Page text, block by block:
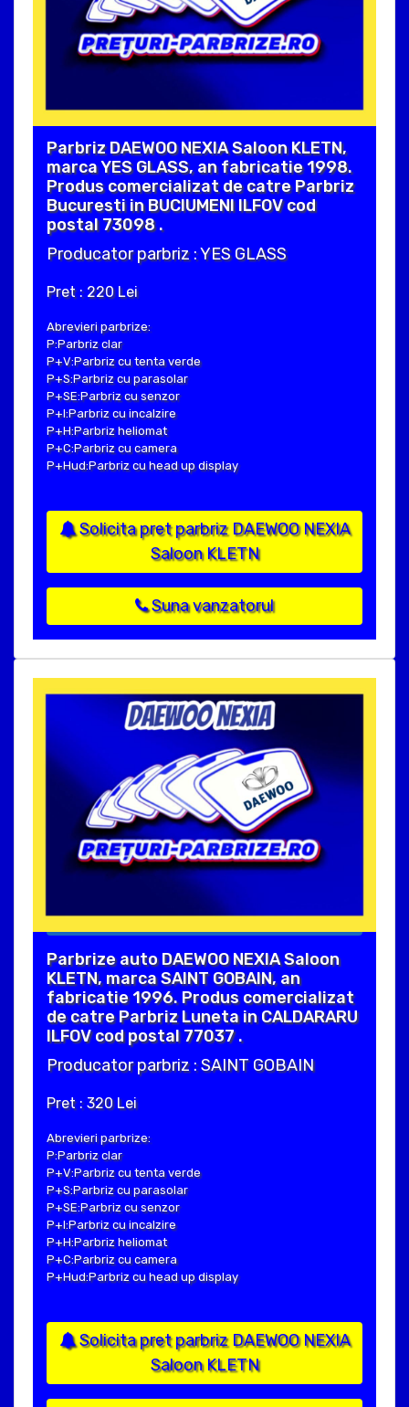
Parbriz DAEWOO NEXIA Saloon KLETN,
marca YES GLASS, an fabricatie 1998.
Produs comercializat de catre Parbriz
Bucuresti in BUCIUMENI ILFOV cod
postal 73098 .
Producator parbriz : YES GLASS
Pret : 220 Lei
Abrevieri parbrize:
P:Parbriz clar
P+V:Parbriz cu tenta verde
P+S:Parbriz cu parasolar
P+SE:Parbriz cu senzor
P+I:Parbriz cu incalzire
P+H:Parbriz heliomat
P+C:Parbriz cu camera
P+Hud:Parbriz cu head up display
Solicita pret parbriz DAEWOO NEXIA
Saloon KLETN
Suna vanzatorul
Parbrize auto DAEWOO NEXIA Saloon
KLETN, marca SAINT GOBAIN, an
fabricatie 1996. Produs comercializat
de catre Parbriz Luneta in CALDARARU
ILFOV cod postal 77037 .
Producator parbriz : SAINT GOBAIN
Pret : 320 Lei
Abrevieri parbrize:
P:Parbriz clar
P+V:Parbriz cu tenta verde
P+S:Parbriz cu parasolar
P+SE:Parbriz cu senzor
P+I:Parbriz cu incalzire
P+H:Parbriz heliomat
P+C:Parbriz cu camera
P+Hud:Parbriz cu head up display
Solicita pret parbriz DAEWOO NEXIA
Saloon KLETN